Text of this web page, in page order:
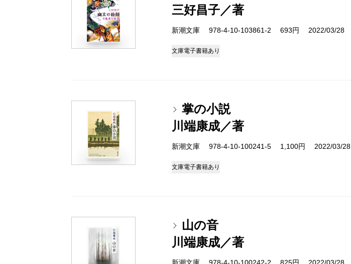
三好昌子／著
新潮文庫 978-4-10-103861-2 693円 2022/03/28
文庫電子書籍あり
掌の小説
川端康成／著
新潮文庫 978-4-10-100241-5 1,100円 2022/03/28
文庫電子書籍あり
山の音
川端康成／著